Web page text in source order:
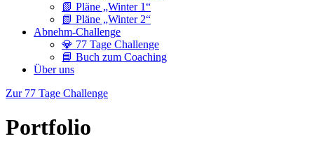
📗 Pläne „Winter 1“
📗 Pläne „Winter 2“
Abnehm-Challenge
💎 77 Tage Challenge
📘 Buch zum Coaching
Über uns
Zur 77 Tage Challenge
Portfolio